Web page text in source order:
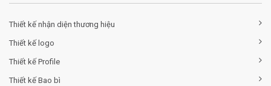
Thiết kế Profile
Thiết kế Bao bì
Thiết kế Biển bảng
Thiết kế Website
Thiết kế Showroom